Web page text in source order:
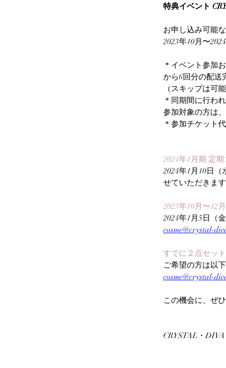
特典イベント
お申し込み可能な
2023年10月〜
＊イベント参加
から6回分の配送
（スキップは可
＊同期間に行わ
参加対象の方は
＊参加チケット
2024年1月期 定
2024年1月10日
せていただきます
2023年10月〜12
2024年1月5日（
cosme@crystal-
すでに２点セッ
ご希望の方は以
cosme@crystal-
この機会に、ぜ
CRYSTAL・DIVA